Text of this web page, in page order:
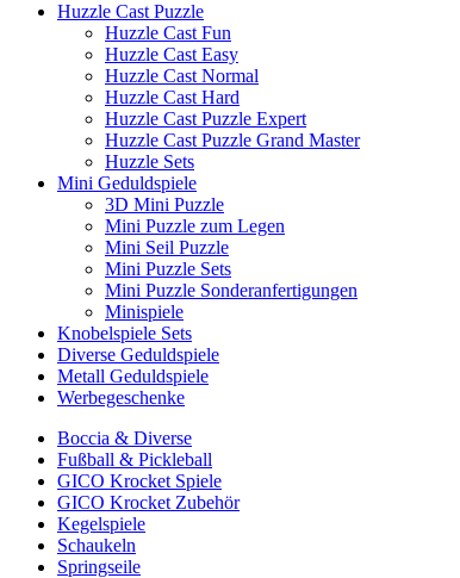
Huzzle Cast Puzzle
Huzzle Cast Fun
Huzzle Cast Easy
Huzzle Cast Normal
Huzzle Cast Hard
Huzzle Cast Puzzle Expert
Huzzle Cast Puzzle Grand Master
Huzzle Sets
Mini Geduldspiele
3D Mini Puzzle
Mini Puzzle zum Legen
Mini Seil Puzzle
Mini Puzzle Sets
Mini Puzzle Sonderanfertigungen
Minispiele
Knobelspiele Sets
Diverse Geduldspiele
Metall Geduldspiele
Werbegeschenke
Boccia & Diverse
Fußball & Pickleball
GICO Krocket Spiele
GICO Krocket Zubehör
Kegelspiele
Schaukeln
Springseile